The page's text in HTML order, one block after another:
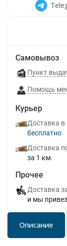
Самовывоз
Пункт
Помощь
Курьер
Доставка
Бесплатно
Доставка
за 1 км.
Прочее
Доставка
и мы
Описание